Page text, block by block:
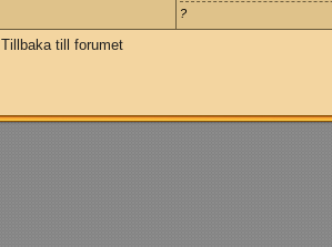
?
Tillbaka till forumet